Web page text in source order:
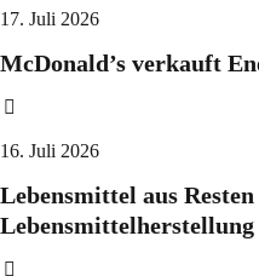
17. Juli 2026
McDonald’s verkauft
16. Juli 2026
Lebensmittel aus
Lebensmittelherstellung